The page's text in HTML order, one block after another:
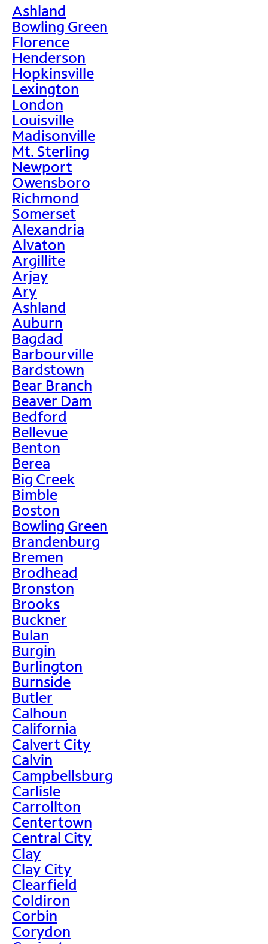
Ashland
Bowling Green
Florence
Henderson
Hopkinsville
Lexington
London
Louisville
Madisonville
Mt. Sterling
Newport
Owensboro
Richmond
Somerset
Alexandria
Alvaton
Argillite
Arjay
Ary
Ashland
Auburn
Bagdad
Barbourville
Bardstown
Bear Branch
Beaver Dam
Bedford
Bellevue
Benton
Berea
Big Creek
Bimble
Boston
Bowling Green
Brandenburg
Bremen
Brodhead
Bronston
Brooks
Buckner
Bulan
Burgin
Burlington
Burnside
Butler
Calhoun
California
Calvert City
Calvin
Campbellsburg
Carlisle
Carrollton
Centertown
Central City
Clay
Clay City
Clearfield
Coldiron
Corbin
Corydon